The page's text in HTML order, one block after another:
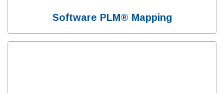
Software PLM® Mapping